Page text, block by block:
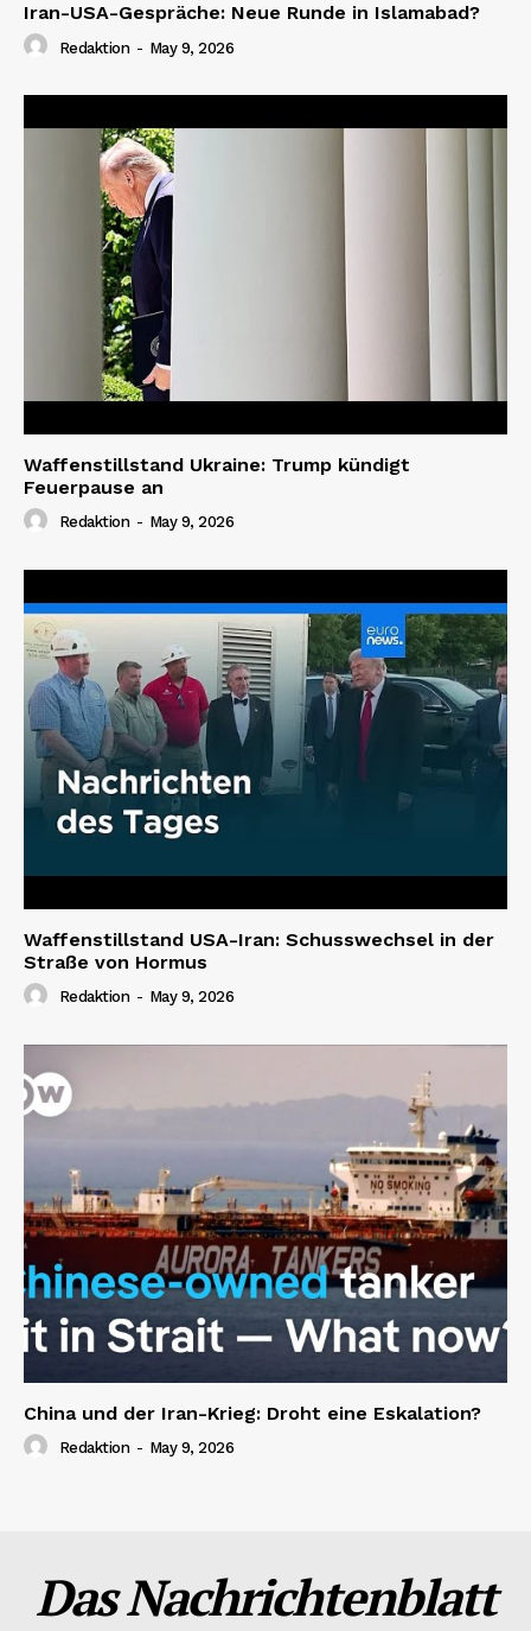
Iran-USA-Gespräche: Neue Runde in Islamabad?
Redaktion - May 9, 2026
Waffenstillstand Ukraine: Trump kündigt
Feuerpause an
Redaktion - May 9, 2026
Waffenstillstand USA-Iran: Schusswechsel in der
Straße von Hormus
Redaktion - May 9, 2026
China und der Iran-Krieg: Droht eine Eskalation?
Redaktion - May 9, 2026
Das Nachrichtenblatt